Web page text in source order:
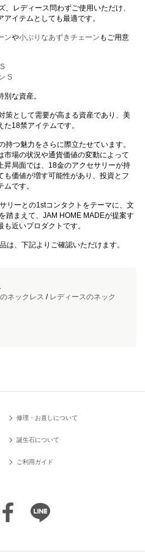
レディース問わずご使用いただけ、
イテムとしても最適です。
ンや小ぶりなあずきチェーン もご用意
S
な資産。
策として需要が高まる資産であり、美
18禁アイテムです。
つ魅力をさらに際立たせています。
場の状況や通貨価値の変動によって
昇局面では、18金のアクセサリーが持
価値が増す可能性があり、投資とフ
です。
リーとの1stコンタクトをテーマに、文
踏まえて、JAM HOME MADEが提案す
近いプロダクトです。
は、下記よりご確認いただけます。
ネックレス / レディースのネック
修理・お直しについて
誕生石について
ご利用ガイド